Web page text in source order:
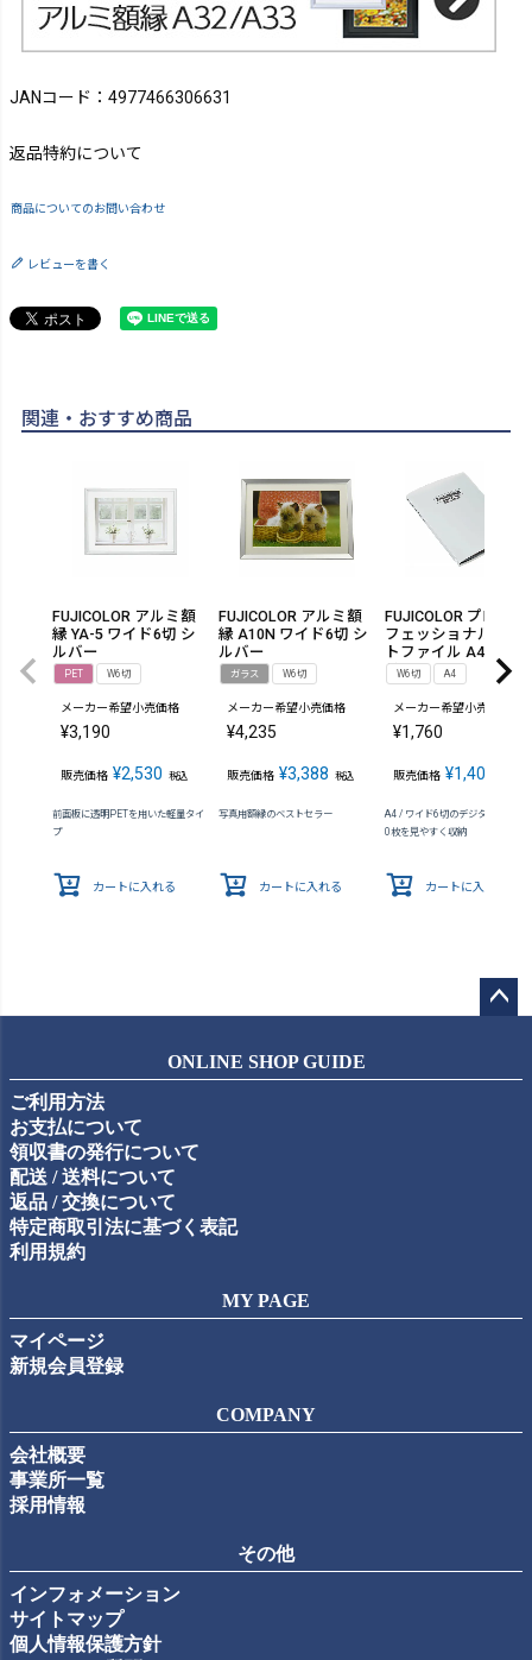
JANコード：4977466306631
返品特約について
商品についてのお問い合わせ
レビューを書く
関連・おすすめ商品
FUJICOLOR アルミ額
縁 YA-5 ワイド6切 シ
ルバー
PET W6切
メーカー希望小売価格
¥3,190
販売価格 ¥2,530 税込
前面板に透明PETを用いた軽量タイ
プ
カートに入れる
FUJICOLOR アルミ額
縁 A10N ワイド6切 シ
ルバー
ガラス W6切
メーカー希望小売価格
¥4,235
販売価格 ¥3,388 税込
写真用額縁のベストセラー
カートに入れる
FUJICOLOR プロ
フェッショナルプリ
トファイル A4・ワイ
ド6切
W6切 A4
メーカー希望小売価格
¥1,760
販売価格 ¥1,402
A4 / ワイド6切のデジタルプリン
0枚を見やすく収納
カートに入れる
ップ
ONLINE SHOP GUIDE
ご利用方法
お支払について
領収書の発行について
配送 / 送料について
返品 / 交換について
特定商取引法に基づく表記
利用規約
MY PAGE
マイページ
新規会員登録
COMPANY
会社概要
事業所一覧
採用情報
その他
インフォメーション
サイトマップ
個人情報保護方針